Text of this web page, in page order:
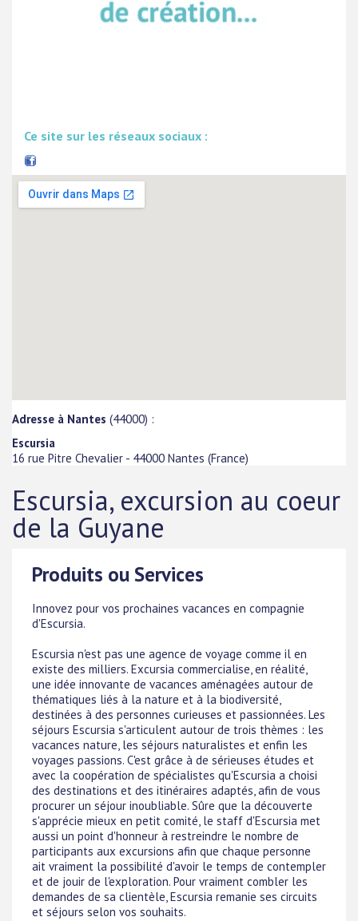
Ce site sur les réseaux sociaux :
Adresse à Nantes (44000) :
Escursia
16 rue Pitre Chevalier - 44000 Nantes (France)
Escursia, excursion au coeur
de la Guyane
Produits ou Services
Innovez pour vos prochaines vacances en compagnie
d'Escursia.
Escursia n'est pas une agence de voyage comme il en
existe des milliers. Excursia commercialise, en réalité,
une idée innovante de vacances aménagées autour de
thématiques liés à la nature et à la biodiversité,
destinées à des personnes curieuses et passionnées. Les
séjours Escursia s'articulent autour de trois thèmes : les
vacances nature, les séjours naturalistes et enfin les
voyages passions. C'est grâce à de sérieuses études et
avec la coopération de spécialistes qu'Escursia a choisi
des destinations et des itinéraires adaptés, afin de vous
procurer un séjour inoubliable. Sûre que la découverte
s'apprécie mieux en petit comité, le staff d'Escursia met
aussi un point d'honneur à restreindre le nombre de
participants aux excursions afin que chaque personne
ait vraiment la possibilité d'avoir le temps de contempler
et de jouir de l'exploration. Pour vraiment combler les
demandes de sa clientèle, Escursia remanie ses circuits
et séjours selon vos souhaits.